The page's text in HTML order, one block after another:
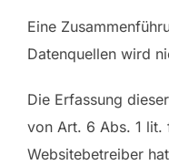
Eine
Datenquellen wird
Die Erfassung
von Art. 6 Abs. 1 lit.
Websitebetreiber